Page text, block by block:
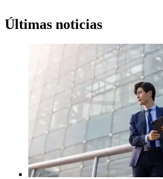
Últimas noticias